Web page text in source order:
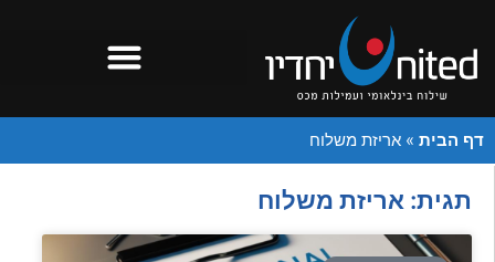
דף הבית » אריזת משלוח
תגית: אריזת משלוח